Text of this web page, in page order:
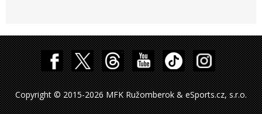
Copyright © 2015-2026 MFK Ružomberok & eSports.cz, s.r.o.